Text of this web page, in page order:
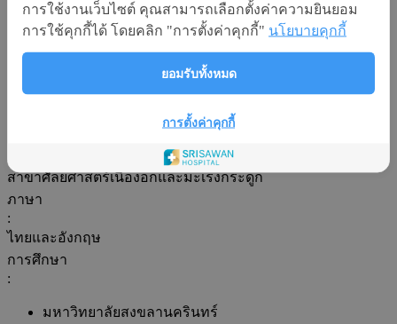
แผนก
กระดูกและข้อ
สาขาศัลยศาสตร์เนื้องอกและมะเร็งกระดูก
ภาษา
:
ไทยและอังกฤษ
การศึกษา
:
มหาวิทยาลัยสงขลานครินทร์
การใช้งานเว็บไซต์ คุณสามารถเลือกตั้งค่าความยินยอม
การใช้คุกกี้ได้ โดยคลิก "การตั้งค่าคุกกี้" นโยบายคุกกี้
ยอมรับทั้งหมด
การตั้งค่าคุกกี้